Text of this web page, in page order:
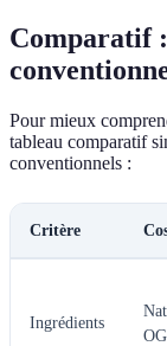
Comparatif
Pour mieux
tableau comparatif
conventionnels :
Critère
Ingrédients